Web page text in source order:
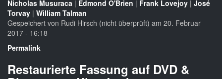
Nicholas Musuraca | Edmond O'Brien | Frank Lovejoy | José
Torvay | William Talman
Gespeichert von Rudi Hirsch (nicht überprüft) am 20. Februar
2017 - 16:18
Permalink
Restaurierte Fassung auf DVD &